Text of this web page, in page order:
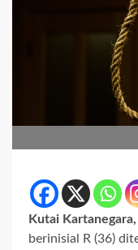
Kutai
berinisial R (36)